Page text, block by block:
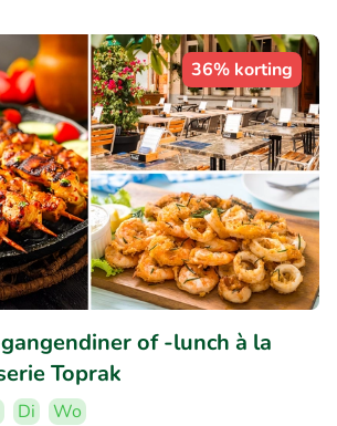
36% korting
of -lunch à la
Toprak
Di
Wo